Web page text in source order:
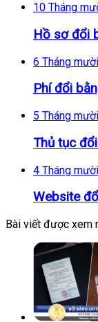
10 Tháng
Hồ sơ đổi
6 Tháng
Phí đổi
5 Tháng
Thủ tục
4 Tháng
Website
Bài viết được xem